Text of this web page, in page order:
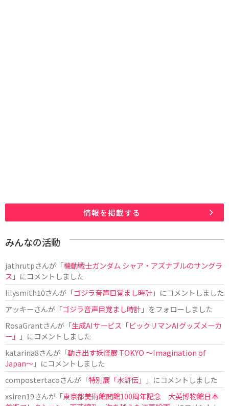
情報を掲載する
みんなの活動
jathrutpさんが「機動戦士ガンダム シャア・アズナブルのサングラ
ス 」にコメントしました
lilysmith10さんが「ゴジラ音声目覚まし時計」にコメントしました
アッキーさんが「ゴジラ音声目覚まし時計」をフォローしました
RosaGrantさんが「生成AIサービス「ビックリマンAIグッズメーカ
ー」
」にコメントしました
katarina8さんが「動き出す妖怪展 TOKYO 〜Imagination of
Japan〜」にコメントしました
compostertacoさんが「特別展「水滸伝」
」にコメントしました
xsiren19さんが「東京都美術館開館100周年記念 大英博物館日本